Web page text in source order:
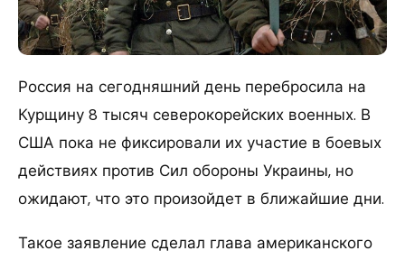
Россия на сегодняшний день перебросила на
Курщину 8 тысяч северокорейских военных. В
США пока не фиксировали их участие в боевых
действиях против Сил обороны Украины, но
ожидают, что это произойдет в ближайшие дни.
Такое заявление сделал глава американского